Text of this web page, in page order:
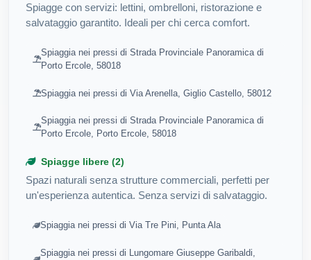
Spiagge con servizi: lettini, ombrelloni, ristorazione e
salvataggio garantito. Ideali per chi cerca comfort.
Spiaggia nei pressi di Strada Provinciale Panoramica di
Porto Ercole, 58018
Spiaggia nei pressi di Via Arenella, Giglio Castello, 58012
Spiaggia nei pressi di Strada Provinciale Panoramica di
Porto Ercole, Porto Ercole, 58018
Spiagge libere (2)
Spazi naturali senza strutture commerciali, perfetti per
un'esperienza autentica. Senza servizi di salvataggio.
Spiaggia nei pressi di Via Tre Pini, Punta Ala
Spiaggia nei pressi di Lungomare Giuseppe Garibaldi,